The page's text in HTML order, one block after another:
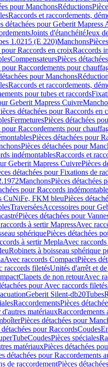
pour ManchonsRéductions
Raccords et raccordements,
détachées pour Geberit Mapress
Joints d'étanchéitéJeux
1.0215 (E 220)Manchons
pour Raccords en croixRaccords
CompensateursPièces
pour Raccordements pour
pour Manchons
Raccords et raccordements,
pour tubes et raccords
Geberit Mapress Cuivre
détachées pour Raccords en
FermeturesPièces détachées
pour Raccordements pour
Pièces détachées pour
Pièces détachées pour
indémontablesRaccords et
Geberit Mapress CuivrePièces
détachées pour Fixations de
ManchonsPièces détachées
pour Raccords
CuNiFe, FKM bleuPièces
TraverséesAccessoires pour
Pièces détachées pour
à sertir MapressAvec
sphériquePièces détachées
à sertir MeplaAvec
Robinets à boisseau sphérique
Avec raccords CompactPièces
raccords filetésUnités d'arrêt et
Clapets de non retourAvec
pour Avec raccords filetés
Geberit Silent-db20Tubes
RaccordementsPièces
matériauxRaccordements
Pièces détachées pour
détachées pour RaccordsCoudes
CoudesPièces spéciales
matériauxPièces détachées
détachées pour Raccordements
de raccordementPièces